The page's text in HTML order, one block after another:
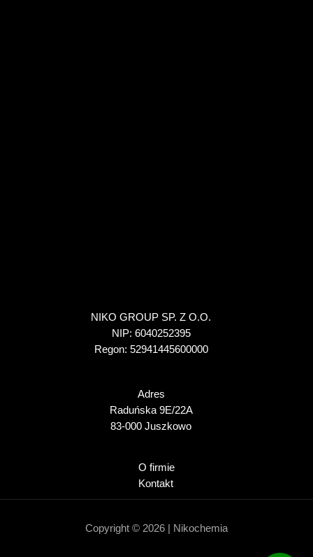
NIKO GROUP SP. Z O.O.
NIP: 6040252395
Regon: 52941445600000
Adres
Raduńska 9E/22A
83-000 Juszkowo
O firmie
Kontakt
Copyright © 2026 | Nikochemia